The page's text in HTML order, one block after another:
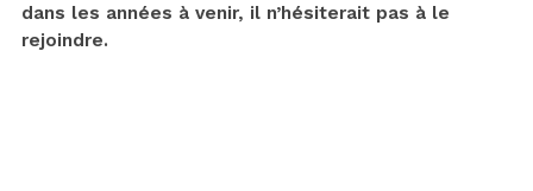
dans les années à venir, il n’hésiterait pas à le
rejoindre.